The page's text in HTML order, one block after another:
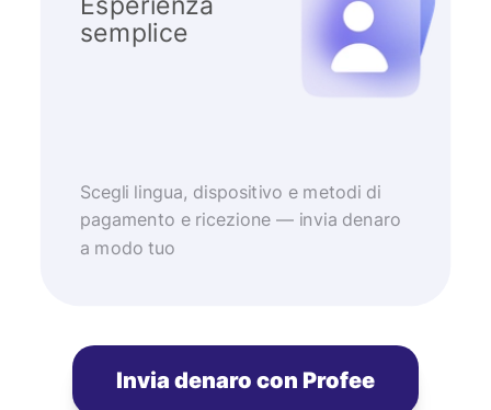
semplice
Scegli lingua, dispositivo e metodi di
pagamento e ricezione — invia denaro
a modo tuo
Invia denaro con Profee